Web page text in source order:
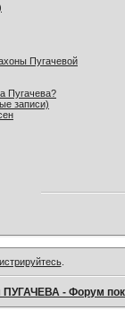
Пугачевой
Пугачева?
записи)
.
ПУГАЧЕВА - Форум